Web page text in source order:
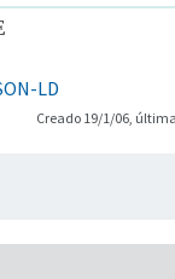
LD
Creado 19/1/06,